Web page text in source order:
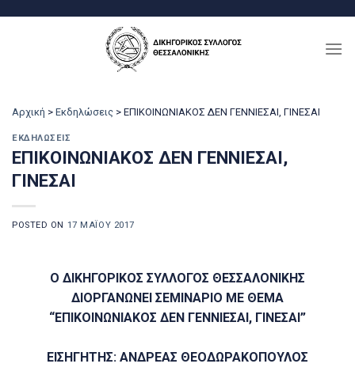
Αρχική > Εκδηλώσεις > ΕΠΙΚΟΙΝΩΝΙΑΚΟΣ ΔΕΝ ΓΕΝΝΙΕΣΑΙ, ΓΙΝΕΣΑΙ
ΕΚΔΗΛΏΣΕΙΣ
ΕΠΙΚΟΙΝΩΝΙΑΚΟΣ ΔΕΝ ΓΕΝΝΙΕΣΑΙ,
ΓΙΝΕΣΑΙ
POSTED ON 17 ΜΑΪ́ΟΥ 2017
Ο ΔΙΚΗΓΟΡΙΚΟΣ ΣΥΛΛΟΓΟΣ ΘΕΣΣΑΛΟΝΙΚΗΣ
ΔΙΟΡΓΑΝΩΝΕΙ ΣΕΜΙΝΑΡΙΟ ΜΕ ΘΕΜΑ
“ΕΠΙΚΟΙΝΩΝΙΑΚΟΣ ΔΕΝ ΓΕΝΝΙΕΣΑΙ, ΓΙΝΕΣΑΙ”
ΕΙΣΗΓΗΤΗΣ: ΑΝΔΡΕΑΣ ΘΕΟΔΩΡΑΚΟΠΟΥΛΟΣ